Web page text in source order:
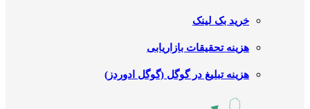
خرید بک لینک
هزینه تحقیقات بازاریابی
هزینه تبلیغ در گوگل (گوگل ادوردز)